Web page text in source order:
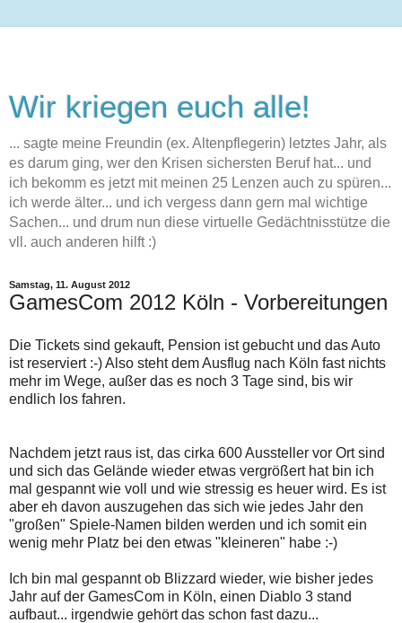
Wir kriegen euch alle!
... sagte meine Freundin (ex. Altenpflegerin) letztes Jahr, als
es darum ging, wer den Krisen sichersten Beruf hat... und
ich bekomm es jetzt mit meinen 25 Lenzen auch zu spüren...
ich werde älter... und ich vergess dann gern mal wichtige
Sachen... und drum nun diese virtuelle Gedächtnisstütze die
vll. auch anderen hilft :)
Samstag, 11. August 2012
GamesCom 2012 Köln - Vorbereitungen
Die Tickets sind gekauft, Pension ist gebucht und das Auto
ist reserviert :-) Also steht dem Ausflug nach Köln fast nichts
mehr im Wege, außer das es noch 3 Tage sind, bis wir
endlich los fahren.
Nachdem jetzt raus ist, das cirka 600 Aussteller vor Ort sind
und sich das Gelände wieder etwas vergrößert hat bin ich
mal gespannt wie voll und wie stressig es heuer wird. Es ist
aber eh davon auszugehen das sich wie jedes Jahr den
"großen" Spiele-Namen bilden werden und ich somit ein
wenig mehr Platz bei den etwas "kleineren" habe :-)
Ich bin mal gespannt ob Blizzard wieder, wie bisher jedes
Jahr auf der GamesCom in Köln, einen Diablo 3 stand
aufbaut... irgendwie gehört das schon fast dazu...